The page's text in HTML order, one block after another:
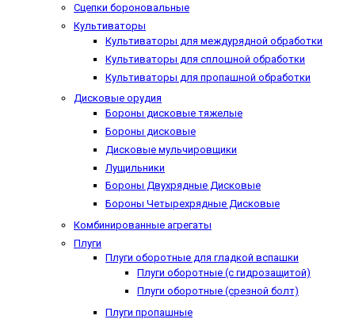
Сцепки бороновальные
Культиваторы
Культиваторы для междурядной обработки
Культиваторы для сплошной обработки
Культиваторы для пропашной обработки
Дисковые орудия
Бороны дисковые тяжелые
Бороны дисковые
Дисковые мульчировщики
Лущильники
Бороны Двухрядные Дисковые
Бороны Четырехрядные Дисковые
Комбинированные агрегаты
Плуги
Плуги оборотные для гладкой вспашки
Плуги оборотные (с гидрозащитой)
Плуги оборотные (срезной болт)
Плуги пропашные